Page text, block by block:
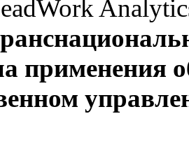
применения